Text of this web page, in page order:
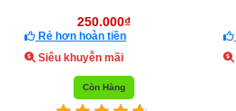
190.000
Rẻ hơn hoàn tiền
Siêu khuyễn mãi
Còn Hàng